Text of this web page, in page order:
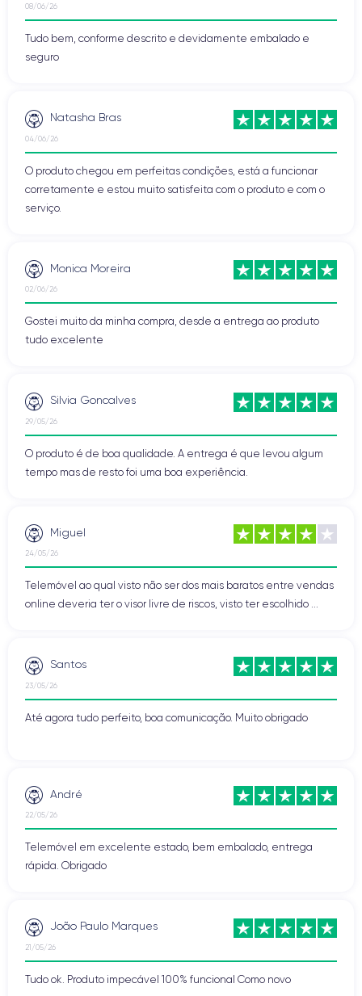
08/06/26
Tudo bem, conforme descrito e devidamente embalado e
seguro
Natasha Bras
04/06/26
O produto chegou em perfeitas condições, está a funcionar
corretamente e estou muito satisfeita com o produto e com o
serviço.
Monica Moreira
02/06/26
Gostei muito da minha compra, desde a entrega ao produto
tudo excelente
Silvia Goncalves
29/05/26
O produto é de boa qualidade. A entrega é que levou algum
tempo mas de resto foi uma boa experiência.
Miguel
24/05/26
Telemóvel ao qual visto não ser dos mais baratos entre vendas
online deveria ter o visor livre de riscos, visto ter escolhido ...
Santos
23/05/26
Até agora tudo perfeito, boa comunicação. Muito obrigado
André
22/05/26
Telemóvel em excelente estado, bem embalado, entrega
rápida. Obrigado
João Paulo Marques
21/05/26
Tudo ok. Produto impecável 100% funcional Como novo